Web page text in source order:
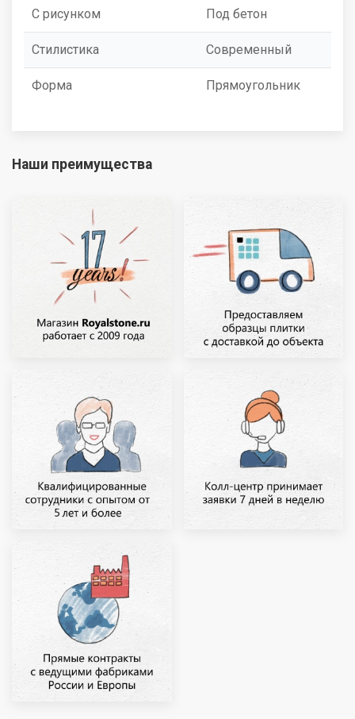
С рисунком Под бетон
Стилистика Современный
Форма Прямоугольник
Наши преимущества